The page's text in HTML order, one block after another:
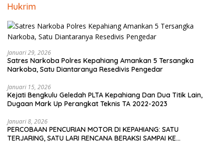
Hukrim
Januari 29, 2026
Satres Narkoba Polres Kepahiang Amankan 5 Tersangka
Narkoba, Satu Diantaranya Resedivis Pengedar
Januari 15, 2026
Kejati Bengkulu Geledah PLTA Kepahiang Dan Dua Titik Lain,
Dugaan Mark Up Perangkat Teknis TA 2022-2023
Januari 8, 2026
PERCOBAAN PENCURIAN MOTOR DI KEPAHIANG: SATU
TERJARING, SATU LARI RENCANA BERAKSI SAMPAI KE